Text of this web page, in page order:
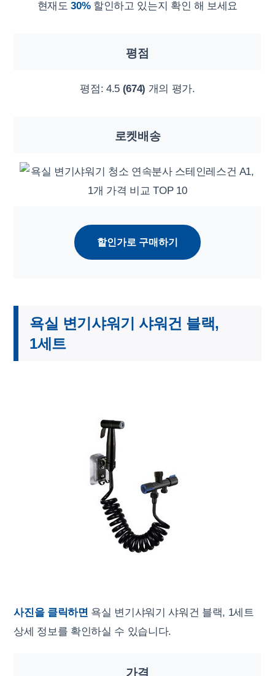
현재도30%할인하고 있는지 확인 해 보세요
평점
평점: 4.5 (674) 개의 평가.
로켓배송
할인가로 구매하기
욕실 변기샤워기 샤워건 블랙,
1세트
사진을 클릭하면 욕실 변기샤워기 샤워건 블랙, 1세트
상세 정보를 확인하실 수 있습니다.
가격